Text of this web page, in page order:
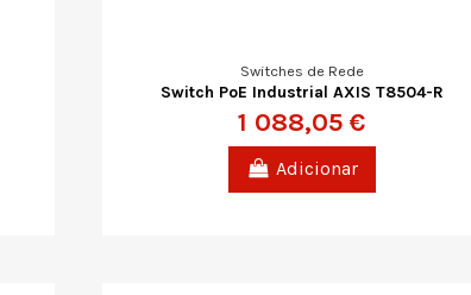
Switches de Rede
Switch PoE Industrial AXIS T8504-R
1 088,05 €
Adicionar